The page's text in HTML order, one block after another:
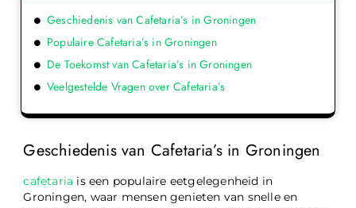
Geschiedenis van Cafetaria’s in Groningen
cafetaria is een populaire eetgelegenheid in
Groningen, waar mensen genieten van snelle en
Geschiedenis van Cafetaria’s in Groningen
Populaire Cafetaria’s in Groningen
De Toekomst van Cafetaria’s in Groningen
Veelgestelde Vragen over Cafetaria’s